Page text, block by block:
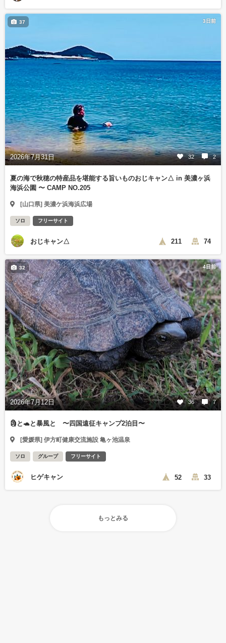
3日前
2026年7月31日 32 2
37
夏の海で秋穂の特産品を堪能する旨いものおじキャン△ in 美濃ヶ浜
海浜公園 〜 CAMP NO.205
[山口県] 美濃ケ浜海浜広場
ソロ フリーサイト
おじキャン△ 211 74
4日前
2026年7月12日 36 7
32
🗿と🐢と暴風と 〜四国遠征キャンプ2泊目〜
[愛媛県] 伊方町健康交流施設 亀ヶ池温泉
ソロ グループ フリーサイト
ヒゲキャン 52 33
もっとみる